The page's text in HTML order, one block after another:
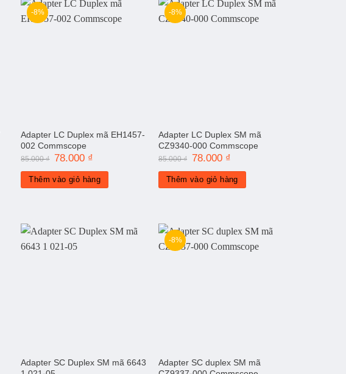
-8%
Adapter LC Duplex mã EH1457-
002 Commscope
85.000₫ Giá
là:
85.000 ₫.
78.000 ₫
tại
là:
78.000 ₫.
Thêm vào giỏ hàng
-8%
Adapter LC Duplex SM mã
CZ9340-000 Commscope
85.000₫ Giá
là:
85.000 ₫.
78.000 ₫
tại
là:
78.000 ₫.
Thêm vào giỏ hàng
Adapter SC Duplex SM mã 6643
-8%
Adapter SC duplex SM mã